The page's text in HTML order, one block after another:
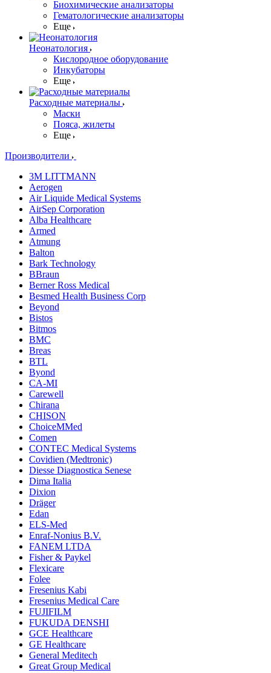
Биохимические анализаторы
Гематологические анализаторы
Еще
Неонатология
Кислородное оборудование
Инкубаторы
Еще
Расходные материалы
Маски
Пояса, жилеты
Еще
Производители
3M LITTMANN
Aerogen
Air Liquide Medical Systems
AirSep Corporation
Alba Healthcare
Armed
Atmung
Balton
Bark Technology
BBraun
Berner Ross Medical
Besmed Health Business Corp
Beyond
Bistos
Bitmos
BMC
Breas
BTL
Byond
CA-MI
Carewell
Chirana
CHISON
ChoiceMMed
Comen
CONTEC Medical Systems
Covidien (Medtronic)
Diesse Diagnostica Senese
Dima Italia
Dixion
Dräger
Edan
ELS-Med
Enraf-Nonius B.V.
FANEM LTDA
Fisher & Paykel
Flexicare
Folee
Fresenius Kabi
Fresenius Medical Care
FUJIFILM
FUKUDA DENSHI
GCE Healthcare
GE Healthcare
General Meditech
Great Group Medical